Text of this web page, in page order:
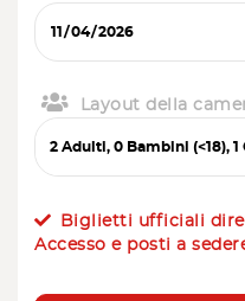
Layout della
Biglietti ufficiali
Accesso e posti a